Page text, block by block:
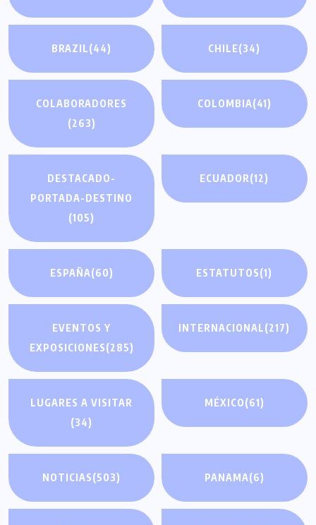
BRAZIL(44) CHILE(34)
COLABORADORES
(263)
COLOMBIA(41)
DESTACADO-
PORTADA-DESTINO
(105)
ECUADOR(12)
ESPAÑA(60) ESTATUTOS(1)
EVENTOS Y
EXPOSICIONES(285)
INTERNACIONAL(217)
LUGARES A VISITAR
(34)
MÉXICO(61)
NOTICIAS(503) PANAMA(6)